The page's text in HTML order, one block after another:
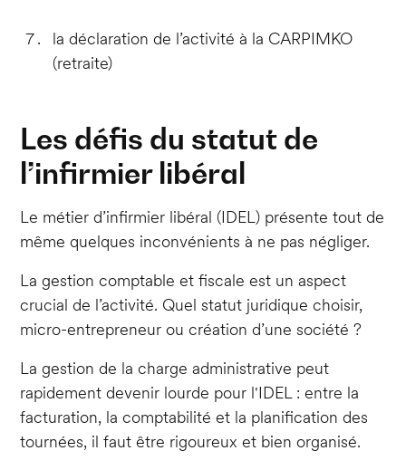
la déclaration de l’activité à la CARPIMKO
(retraite)
Les défis du statut de
l’infirmier libéral
Le métier d’infirmier libéral (IDEL) présente tout de
même quelques inconvénients à ne pas négliger.
La gestion comptable et fiscale est un aspect
crucial de l’activité. Quel statut juridique choisir,
micro-entrepreneur ou création d’une société ?
La gestion de la charge administrative peut
rapidement devenir lourde pour l'IDEL : entre la
facturation, la comptabilité et la planification des
tournées, il faut être rigoureux et bien organisé.